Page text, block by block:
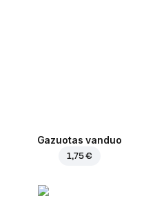
Gazuotas vanduo
1,75 €